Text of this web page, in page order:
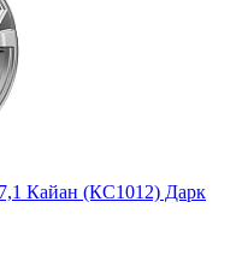
Кайан (КС1012) Дарк